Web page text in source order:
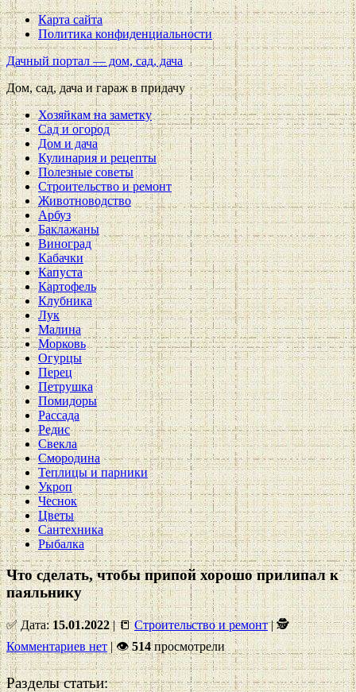
Карта сайта
Политика конфиденциальности
Дачный портал — дом, сад, дача
Дом, сад, дача и гараж в придачу
Хозяйкам на заметку
Сад и огород
Дом и дача
Кулинария и рецепты
Полезные советы
Строительство и ремонт
Животноводство
Арбуз
Баклажаны
Виноград
Кабачки
Капуста
Картофель
Клубника
Лук
Малина
Морковь
Огурцы
Перец
Петрушка
Помидоры
Рассада
Редис
Свекла
Смородина
Теплицы и парники
Укроп
Чеснок
Цветы
Сантехника
Рыбалка
Что сделать, чтобы припой хорошо прилипал к
паяльнику
✅ Дата:15.01.2022| 📒Строительство и ремонт| 🕵
Комментариев нет|👁514просмотрели
Разделы статьи: